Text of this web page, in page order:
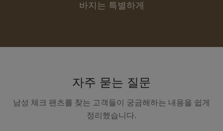
바지는 특별하게
자주 묻는 질문
남성 체크 팬츠를 찾는 고객들이 궁금해하는 내용을 쉽게
정리했습니다.